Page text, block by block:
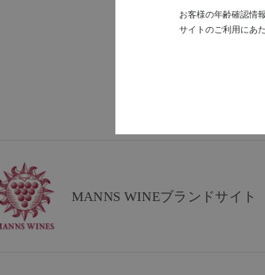
MANNS WINEブランドサイト
お客様の年齢確認情
サイトのご利用にあ